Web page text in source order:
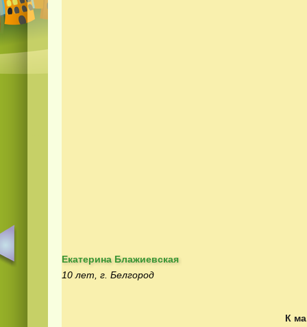
Екатерина Блажиевская
10 лет, г. Белгород
К